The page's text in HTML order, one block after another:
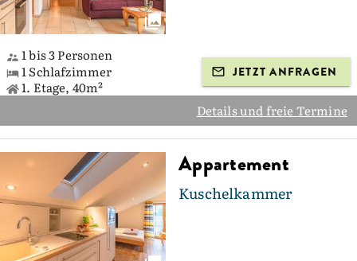
1 bis 3 Personen
1 Schlafzimmer
1. Etage, 40m²
JETZT ANFRAGEN
Details und freie Termine
Appartement
Kuschelkammer